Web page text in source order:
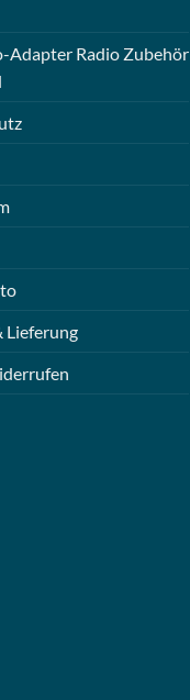
Adapter Radio Zubehör
Lieferung